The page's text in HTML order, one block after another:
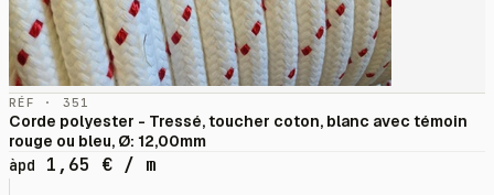
RÉF · 351
Corde polyester - Tressé, toucher coton, blanc avec témoin
rouge ou bleu, Ø: 12,00mm
àpd
1,65 € / m